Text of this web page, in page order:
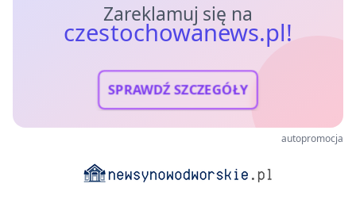
Zareklamuj się na
czestochowanews.pl!
SPRAWDŹ SZCZEGÓŁY
autopromocja